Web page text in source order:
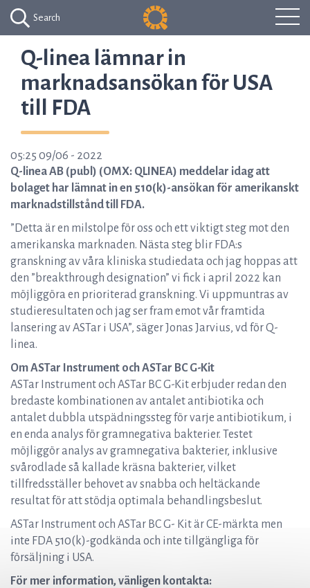
Search
Q-linea lämnar in
marknadsansökan för USA
till FDA
05:25 09/06 - 2022
Q-linea AB (publ) (OMX: QLINEA) meddelar idag att
bolaget har lämnat in en 510(k)-ansökan för amerikanskt
marknadstillstånd till FDA.
”Detta är en milstolpe för oss och ett viktigt steg mot den
amerikanska marknaden. Nästa steg blir FDA:s
granskning av våra kliniska studiedata och jag hoppas att
den ”breakthrough designation” vi fick i april 2022 kan
möjliggöra en prioriterad granskning. Vi uppmuntras av
studieresultaten och jag ser fram emot vår framtida
lansering av ASTar i USA”, säger Jonas Jarvius, vd för Q-
linea.
Om ASTar Instrument och ASTar BC G-Kit
ASTar Instrument och ASTar BC G-Kit erbjuder redan den
bredaste kombinationen av antalet antibiotika och
antalet dubbla utspädningssteg för varje antibiotikum, i
en enda analys för gramnegativa bakterier. Testet
möjliggör analys av gramnegativa bakterier, inklusive
svårodlade så kallade kräsna bakterier, vilket
tillfredsställer behovet av snabba och heltäckande
resultat för att stödja optimala behandlingsbeslut.
ASTar Instrument och ASTar BC G- Kit är CE-märkta men
inte FDA 510(k)-godkända och inte tillgängliga för
försäljning i USA.
För mer information, vänligen kontakta: